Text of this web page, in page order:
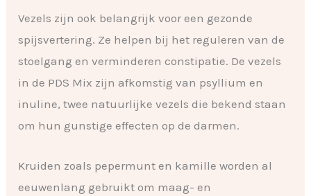
Vezels zijn ook belangrijk voor een gezonde
spijsvertering. Ze helpen bij het reguleren van de
stoelgang en verminderen constipatie. De vezels
in de PDS Mix zijn afkomstig van psyllium en
inuline, twee natuurlijke vezels die bekend staan
om hun gunstige effecten op de darmen.
Kruiden zoals pepermunt en kamille worden al
eeuwenlang gebruikt om maag- en